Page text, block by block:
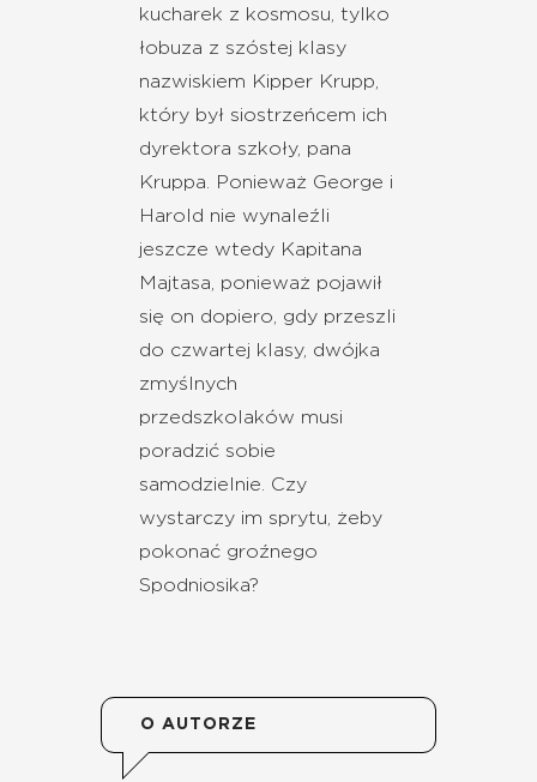
kucharek z kosmosu, tylko
łobuza z szóstej klasy
nazwiskiem Kipper Krupp,
który był siostrzeńcem ich
dyrektora szkoły, pana
Kruppa. Ponieważ George i
Harold nie wynaleźli
jeszcze wtedy Kapitana
Majtasa, ponieważ pojawił
się on dopiero, gdy przeszli
do czwartej klasy, dwójka
zmyślnych
przedszkolaków musi
poradzić sobie
samodzielnie. Czy
wystarczy im sprytu, żeby
pokonać groźnego
Spodniosika?
O AUTORZE